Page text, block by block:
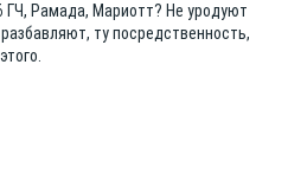
ГЧ, Рамада, Мариотт? Не уродуют
ту посредственность,